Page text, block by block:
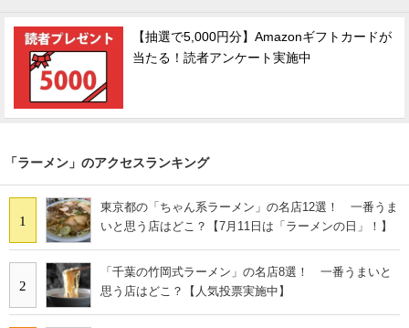
【抽選で5,000円分】Amazonギフトカードが
当たる！読者アンケート実施中
「ラーメン」のアクセスランキング
1
東京都の「ちゃん系ラーメン」の名店12選！ 一番うま
いと思う店はどこ？【7月11日は「ラーメンの日」！】
2
「千葉の竹岡式ラーメン」の名店8選！ 一番うまいと
思う店はどこ？【人気投票実施中】